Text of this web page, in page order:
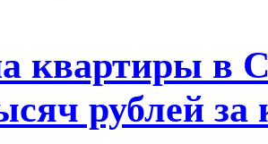
квартиры в
рублей